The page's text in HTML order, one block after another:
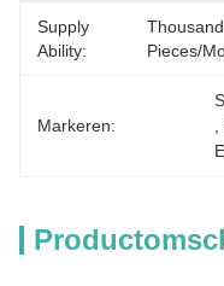
Supply
Ability:
Pieces/
Markeren: